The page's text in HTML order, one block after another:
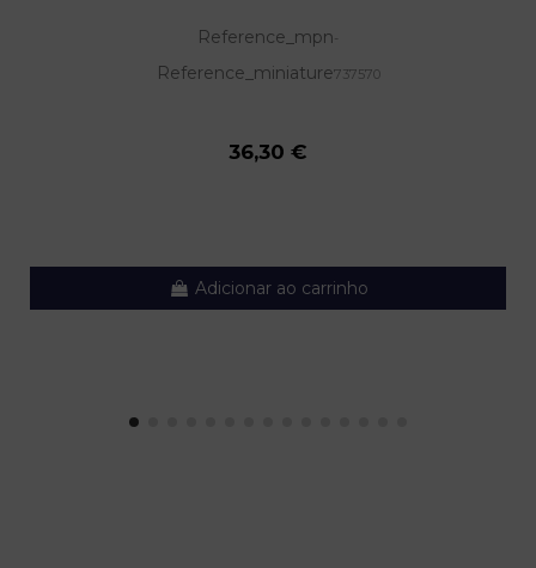
Reference_mpn-
Reference_miniature737570
36,30 €
Adicionar ao carrinho